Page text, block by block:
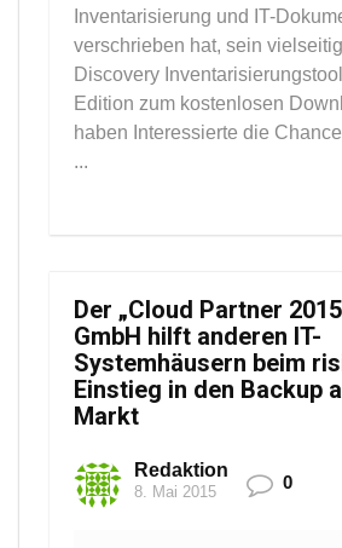
Inventarisierung und IT-
verschrieben hat, sein
Discovery
Edition zum kostenlosen
haben Interessierte die
...
Der „Cloud Partner
GmbH hilft anderen IT-
Systemhäusern beim
Einstieg in den Backup
Markt
Redaktion
8. Mai 2015 0